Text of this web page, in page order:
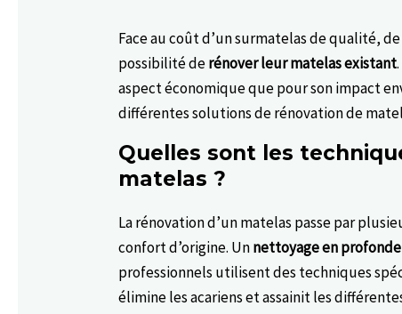
Face au coût d’un surmatelas de qualité,
possibilité derénover leur matelas existant
aspect économique que pour son impact
différentes solutions de rénovation de
Quelles sont les
matelas ?
La rénovation d’un matelas passe par
confort d’origine. Unnettoyage en
professionnels utilisent des techniques
élimine les acariens et assainit les